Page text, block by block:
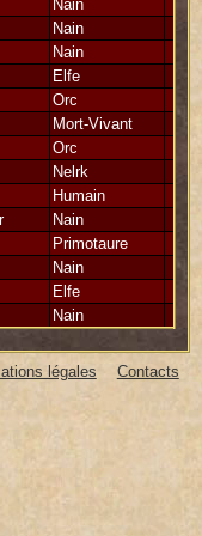
Nain
Nain
Nain
Elfe
Orc
Mort-Vivant
Orc
Nelrk
Humain
Nain
Primotaure
Nain
Elfe
Nain
légales Contacts